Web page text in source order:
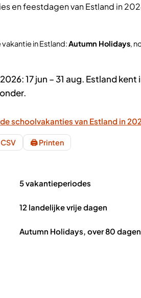
en feestdagen van Estland in
in Estland:Autumn Holidays,
17 jun – 31 aug. Estland
de schoolvakanties van Estland in
🖨️ Printen
5 vakantieperiodes
12 landelijke vrije dagen
Autumn Holidays, over 80 dagen